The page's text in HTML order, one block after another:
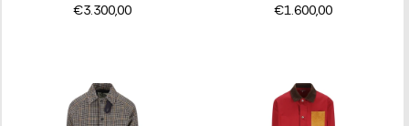
€3.300,00
€1.600,00